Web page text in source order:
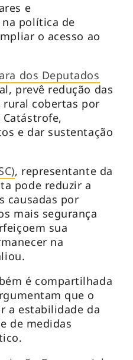
e
política de
o acesso ao
dos Deputados
prevê redução das
cobertas por
e dar sustentação
, representante da
pode reduzir a
causadas por
mais segurança
sua
na
é compartilhada
que o
a estabilidade da
de medidas